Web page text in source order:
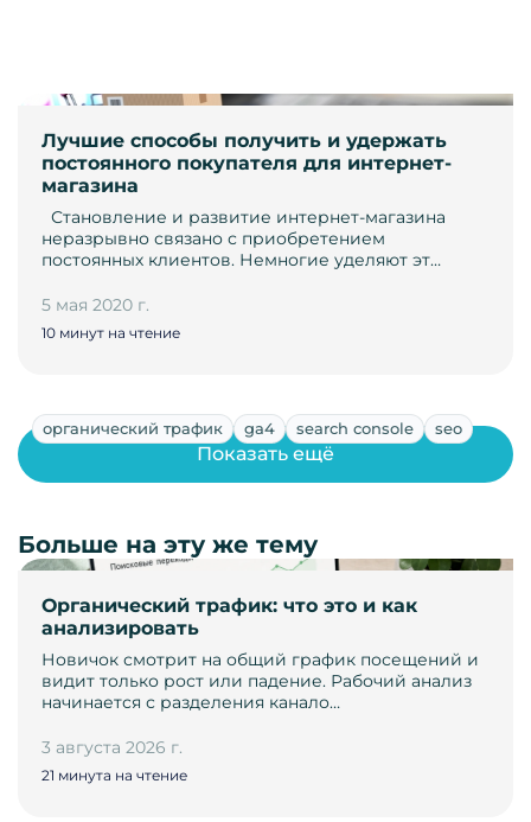
Лучшие способы получить и удержать
постоянного покупателя для интернет-
магазина
­ ­ Становление и развитие интернет-магазина
неразрывно связано с приобретением
постоянных клиентов. Немногие уделяют эт…
5 мая 2020 г.
10 минут на чтение
органический трафик ga4 search console seo
Органический трафик: что это и как
анализировать
Новичок смотрит на общий график посещений и
видит только рост или падение. Рабочий анализ
начинается с разделения канало…
3 августа 2026 г.
21 минута на чтение
Показать ещё
Больше на эту же тему